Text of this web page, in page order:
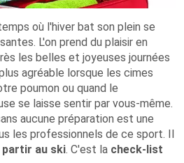
où l'hiver bat son plein se
L'on prend du plaisir en
les belles et joyeuses journées
agréable lorsque les cimes
poumon ou quand le
se laisse sentir par vous-même.
aucune préparation est une
les professionnels de ce sport. Il
au ski. C'est la check-list